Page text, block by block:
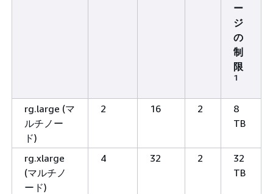
ー
ジ
の
制
限
1
rg.large (マ
ルチノー
ド)
2 16 2
8
TB
rg.xlarge
(マルチノ
ード)
4 32 2
32
TB